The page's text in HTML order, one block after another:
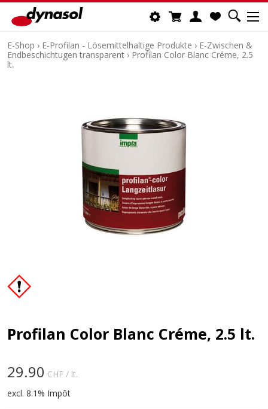
E-Shop › E-Profilan - Lösemittelhaltige Produkte › E-Zwischen &
Endbeschichtugen transparent › Profilan Color Blanc Créme, 2.5
lt.
Profilan Color Blanc Créme, 2.5 lt.
29.90 CHF / lt.
excl. 8.1% Impôt